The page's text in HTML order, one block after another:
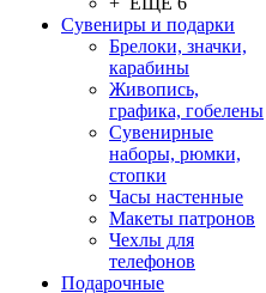
Сувениры и подарки
Брелоки, значки,
карабины
Живопись,
графика, гобелены
Сувенирные
наборы, рюмки,
стопки
Часы настенные
Макеты патронов
Чехлы для
телефонов
Подарочные